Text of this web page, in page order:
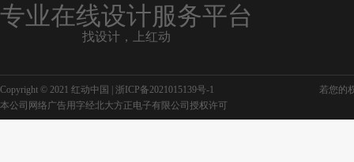
专业在线设计服务平台
找设计，上红动
Copyright © 2021 红动中国 | 浙ICP备2021015139号-1
若您的
本公司网络广告用字经北大方正电子有限公司授权许可